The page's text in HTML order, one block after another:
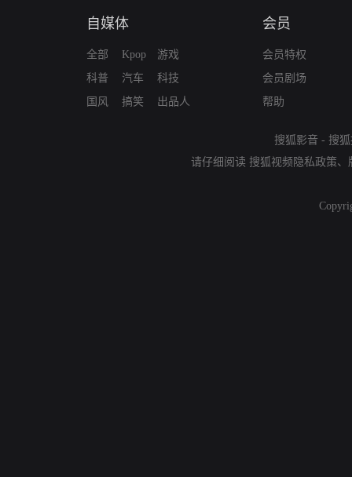
自媒体
全部
科普
国风
Kpop
汽车
搞笑
游戏
科技
出品人
会员
会员特权
会员剧场
帮助
搜狐影音 - 搜
请仔细阅读 搜狐视频隐私政策、